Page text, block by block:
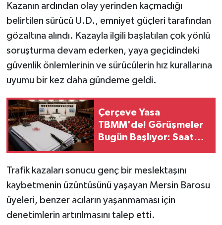
Kazanın ardından olay yerinden kaçmadığı
belirtilen sürücü U.D., emniyet güçleri tarafından
gözaltına alındı. Kazayla ilgili başlatılan çok yönlü
soruşturma devam ederken, yaya geçidindeki
güvenlik önlemlerinin ve sürücülerin hız kurallarına
uyumu bir kez daha gündeme geldi.
Çerçeve Yasa
TBMM'de! Görüşmeler
Bugün Başlıyor: Saat
Trafik kazaları sonucu genç bir meslektaşını
kaybetmenin üzüntüsünü yaşayan Mersin Barosu
üyeleri, benzer acıların yaşanmaması için
denetimlerin artırılmasını talep etti.